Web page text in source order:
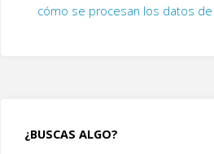
cómo se procesan los datos
¿BUSCAS ALGO?